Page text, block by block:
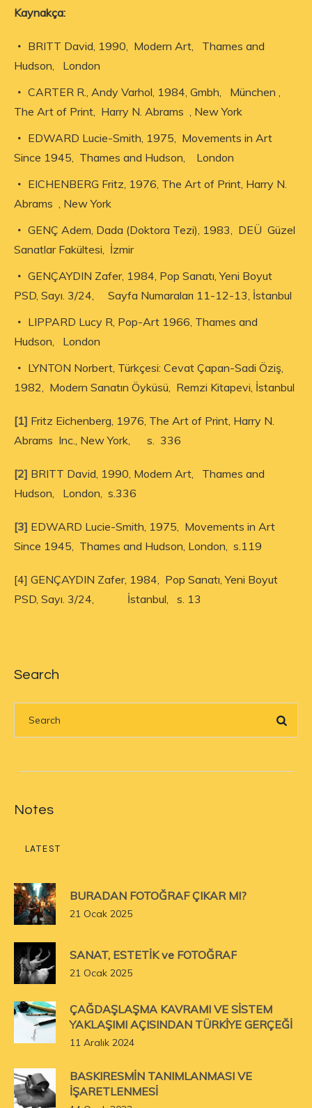
Kaynakça:
BRITT David, 1990, Modern Art, Thames and
Hudson, London
CARTER R., Andy Varhol, 1984, Gmbh, München ,
The Art of Print, Harry N. Abrams , New York
EDWARD Lucie-Smith, 1975, Movements in Art
Since 1945, Thames and Hudson, London
EICHENBERG Fritz, 1976, The Art of Print, Harry N.
Abrams , New York
GENÇ Adem, Dada (Doktora Tezi), 1983, DEÜ Güzel
Sanatlar Fakültesi, İzmir
GENÇAYDIN Zafer, 1984, Pop Sanatı, Yeni Boyut
PSD, Sayı. 3/24, Sayfa Numaraları 11-12-13, İstanbul
LIPPARD Lucy R, Pop-Art 1966, Thames and
Hudson, London
LYNTON Norbert, Türkçesi: Cevat Çapan-Sadi Öziş,
1982, Modern Sanatın Öyküsü, Remzi Kitapevi, İstanbul
[1] Fritz Eichenberg, 1976, The Art of Print, Harry N.
Abrams Inc., New York, s. 336
[2] BRITT David, 1990, Modern Art, Thames and
Hudson, London, s.336
[3] EDWARD Lucie-Smith, 1975, Movements in Art
Since 1945, Thames and Hudson, London, s.119
[4] GENÇAYDIN Zafer, 1984, Pop Sanatı, Yeni Boyut
PSD, Sayı. 3/24, İstanbul, s. 13
Search
Notes
LATEST
BURADAN FOTOĞRAF ÇIKAR MI?
21 Ocak 2025
SANAT, ESTETİK ve FOTOĞRAF
21 Ocak 2025
ÇAĞDAŞLAŞMA KAVRAMI VE SİSTEM
YAKLAŞIMI AÇISINDAN TÜRKİYE GERÇEĞİ
11 Aralık 2024
BASKIRESMİN TANIMLANMASI VE
İŞARETLENMESİ